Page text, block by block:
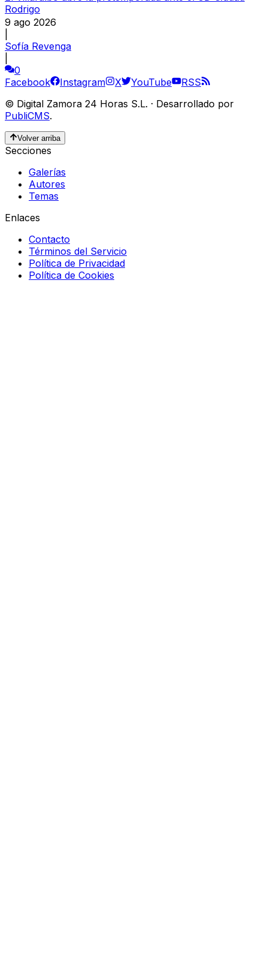
Rodrigo
9 ago 2026
Sofía Revenga
0
Facebook
Instagram X YouTube
RSS
© Digital Zamora 24 Horas S.L. · Desarrollado por
PubliCMS.
Volver arriba
Secciones
Galerías
Autores
Temas
Enlaces
Contacto
Términos del Servicio
Política de Privacidad
Política de Cookies